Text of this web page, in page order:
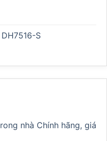
S
nhà Chính hãng, giá